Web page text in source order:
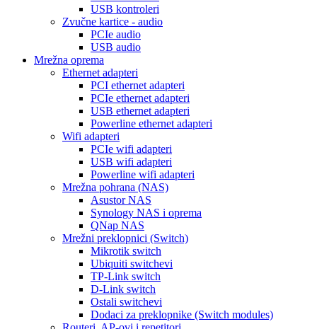
USB kontroleri
Zvučne kartice - audio
PCIe audio
USB audio
Mrežna oprema
Ethernet adapteri
PCI ethernet adapteri
PCIe ethernet adapteri
USB ethernet adapteri
Powerline ethernet adapteri
Wifi adapteri
PCIe wifi adapteri
USB wifi adapteri
Powerline wifi adapteri
Mrežna pohrana (NAS)
Asustor NAS
Synology NAS i oprema
QNap NAS
Mrežni preklopnici (Switch)
Mikrotik switch
Ubiquiti switchevi
TP-Link switch
D-Link switch
Ostali switchevi
Dodaci za preklopnike (Switch modules)